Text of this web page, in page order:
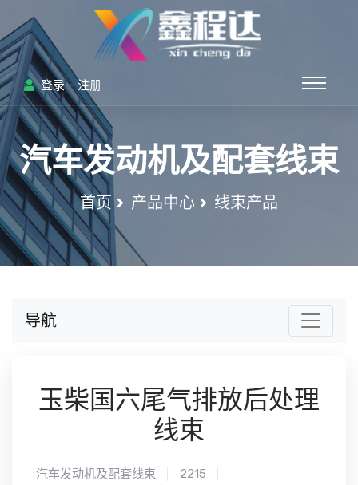
登录 - 注册
汽车发动机及配套线束
首页 产品中心 线束产品
导航
玉柴国六尾气排放后处理
线束
汽车发动机及配套线束 2215